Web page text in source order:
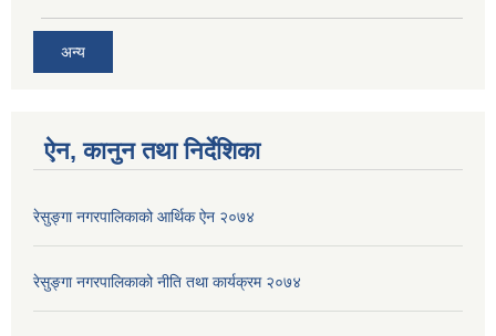
अन्य
ऐन, कानुन तथा निर्देशिका
रेसुङ्गा नगरपालिकाको आर्थिक ऐन २०७४
रेसुङ्गा नगरपालिकाको नीति तथा कार्यक्रम २०७४